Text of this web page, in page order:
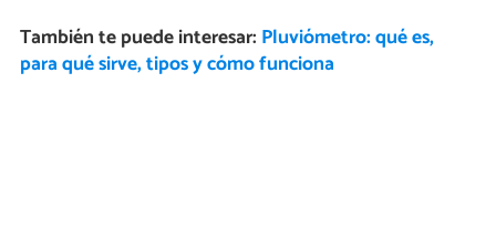
También te puede interesar: Pluviómetro: qué es,
para qué sirve, tipos y cómo funciona